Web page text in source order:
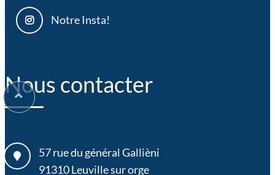
Notre Insta!
Nous contacter
57 rue du général Gallièni
91310Leuville sur orge